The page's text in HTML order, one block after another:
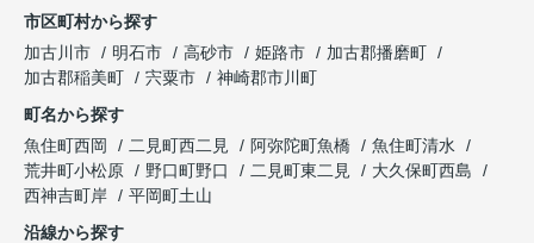
市区町村から探す
加古川市
明石市 高砂市 姫路市
加古郡播磨町
加古郡稲美町
宍粟市
神崎郡市川町
町名から探す
魚住町西岡
二見町西二見 阿弥陀町魚橋
魚住町清水
荒井町小松原
野口町野口 二見町東二見
大久保町西島
西神吉町岸
平岡町土山
沿線から探す